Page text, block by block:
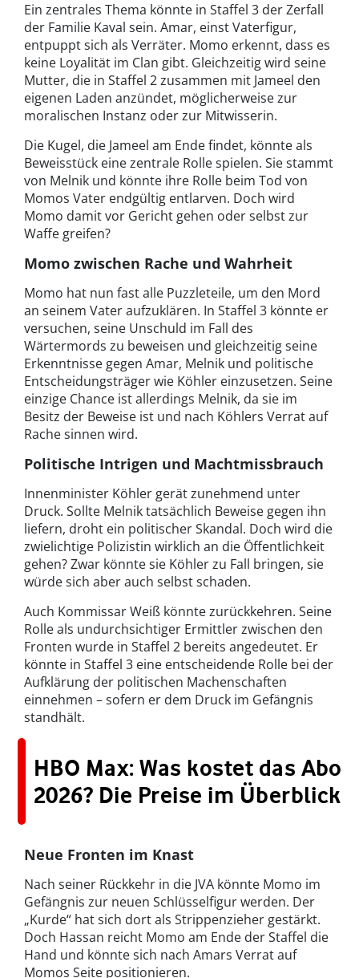
Ein zentrales Thema könnte in Staffel 3 der Zerfall
der Familie Kaval sein. Amar, einst Vaterfigur,
entpuppt sich als Verräter. Momo erkennt, dass es
keine Loyalität im Clan gibt. Gleichzeitig wird seine
Mutter, die in Staffel 2 zusammen mit Jameel den
eigenen Laden anzündet, möglicherweise zur
moralischen Instanz oder zur Mitwisserin.
Die Kugel, die Jameel am Ende findet, könnte als
Beweisstück eine zentrale Rolle spielen. Sie stammt
von Melnik und könnte ihre Rolle beim Tod von
Momos Vater endgültig entlarven. Doch wird
Momo damit vor Gericht gehen oder selbst zur
Waffe greifen?
Momo zwischen Rache und Wahrheit
Momo hat nun fast alle Puzzleteile, um den Mord
an seinem Vater aufzuklären. In Staffel 3 könnte er
versuchen, seine Unschuld im Fall des
Wärtermords zu beweisen und gleichzeitig seine
Erkenntnisse gegen Amar, Melnik und politische
Entscheidungsträger wie Köhler einzusetzen. Seine
einzige Chance ist allerdings Melnik, da sie im
Besitz der Beweise ist und nach Köhlers Verrat auf
Rache sinnen wird.
Politische Intrigen und Machtmissbrauch
Innenminister Köhler gerät zunehmend unter
Druck. Sollte Melnik tatsächlich Beweise gegen ihn
liefern, droht ein politischer Skandal. Doch wird die
zwielichtige Polizistin wirklich an die Öffentlichkeit
gehen? Zwar könnte sie Köhler zu Fall bringen, sie
würde sich aber auch selbst schaden.
Auch Kommissar Weiß könnte zurückkehren. Seine
Rolle als undurchsichtiger Ermittler zwischen den
Fronten wurde in Staffel 2 bereits angedeutet. Er
könnte in Staffel 3 eine entscheidende Rolle bei der
Aufklärung der politischen Machenschaften
einnehmen – sofern er dem Druck im Gefängnis
standhält.
HBO Max: Was kostet das Abo
2026? Die Preise im Überblick
Neue Fronten im Knast
Nach seiner Rückkehr in die JVA könnte Momo im
Gefängnis zur neuen Schlüsselfigur werden. Der
„Kurde“ hat sich dort als Strippenzieher gestärkt.
Doch Hassan reicht Momo am Ende der Staffel die
Hand und könnte sich nach Amars Verrat auf
Momos Seite positionieren.